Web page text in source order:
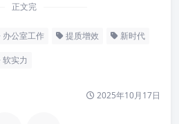
正文完
办公室工作 提质增效 新时代
软实力
2025年10月17日